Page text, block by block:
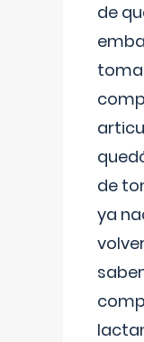
de
de
ya